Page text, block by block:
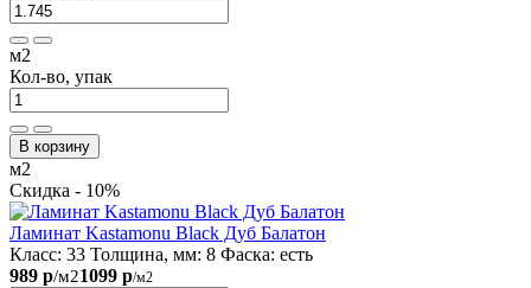
м2
Кол-во, упак
В корзину
м2
Скидка - 10%
Ламинат Kastamonu Black Дуб Балатон
Класс: 33 Толщина, мм: 8 Фаска: есть
989 р/м21099 р/м2